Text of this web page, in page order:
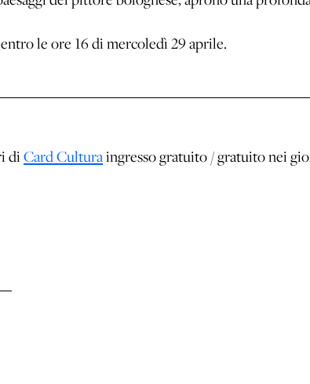
le ore 16 di mercoledì 29 aprile.
diCard Culturaingresso gratuito / gratuito nei